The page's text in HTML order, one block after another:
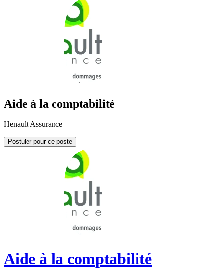
Aide à la comptabilité
Henault Assurance
Postuler pour ce poste
Aide à la comptabilité